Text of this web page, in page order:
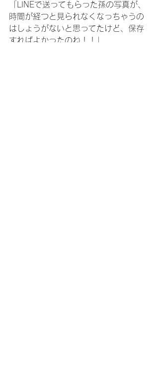
「LINEで送ってもらった孫の写真が、
時間が経つと見られなくなっちゃうの
はしょうがないと思ってたけど、保存
すればよかったのね！！」